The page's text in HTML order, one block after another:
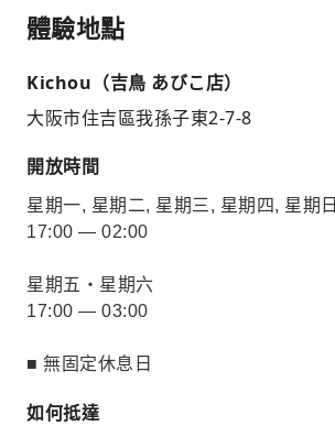
體驗地點
Kichou（吉鳥 あびこ店）
大阪市住吉區我孫子東2-7-8
開放時間
星期一, 星期二, 星期三, 星期四, 星期日
17:00 — 02:00
星期五・星期六
17:00 — 03:00
■ 無固定休息日
如何抵達